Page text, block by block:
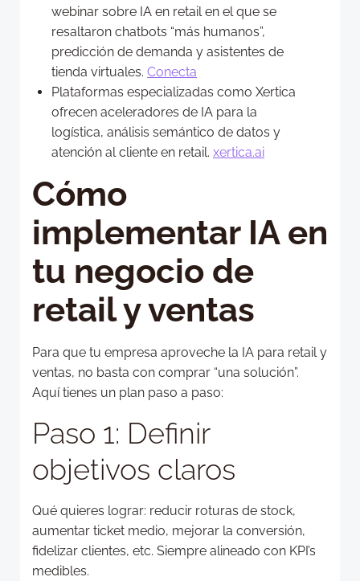
webinar sobre IA en retail en el que se
resaltaron chatbots “más humanos”,
predicción de demanda y asistentes de
tienda virtuales. Conecta
Plataformas especializadas como Xertica
ofrecen aceleradores de IA para la
logística, análisis semántico de datos y
atención al cliente en retail. xertica.ai
Cómo
implementar IA en
tu negocio de
retail y ventas
Para que tu empresa aproveche la IA para retail y
ventas, no basta con comprar “una solución”.
Aquí tienes un plan paso a paso:
Paso 1: Definir
objetivos claros
Qué quieres lograr: reducir roturas de stock,
aumentar ticket medio, mejorar la conversión,
fidelizar clientes, etc. Siempre alineado con KPI’s
medibles.